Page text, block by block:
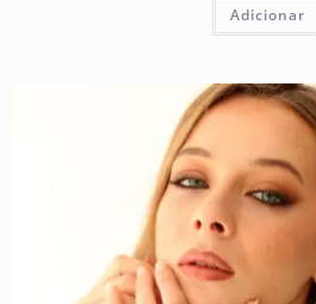
Adicionar